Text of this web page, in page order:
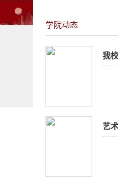
学院动态
我
艺